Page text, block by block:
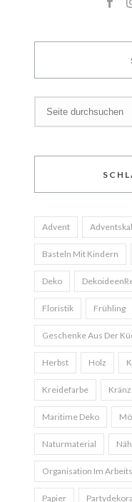
Advent
Basteln Mit Kindern
Deko
Floristik Frühling
Geschenke Aus Der
Herbst Holz
Kreidefarbe
Maritime Deko
Naturmaterial
Organisation Im
Papier